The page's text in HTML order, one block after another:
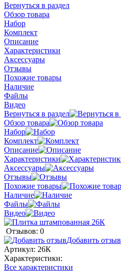
Вернуться в раздел
Обзор товара
Набор
Комплект
Описание
Характеристики
Аксессуары
Отзывы
Похожие товары
Наличие
Файлы
Видео
Вернуться в раздел
Обзор товара
Набор
Комплект
Описание
Характеристики
Аксессуары
Отзывы
Похожие товары
Наличие
Файлы
Видео
Отзывов: 0
Добавить отзыв
Артикул: 26К
Характеристики:
Все характеристики